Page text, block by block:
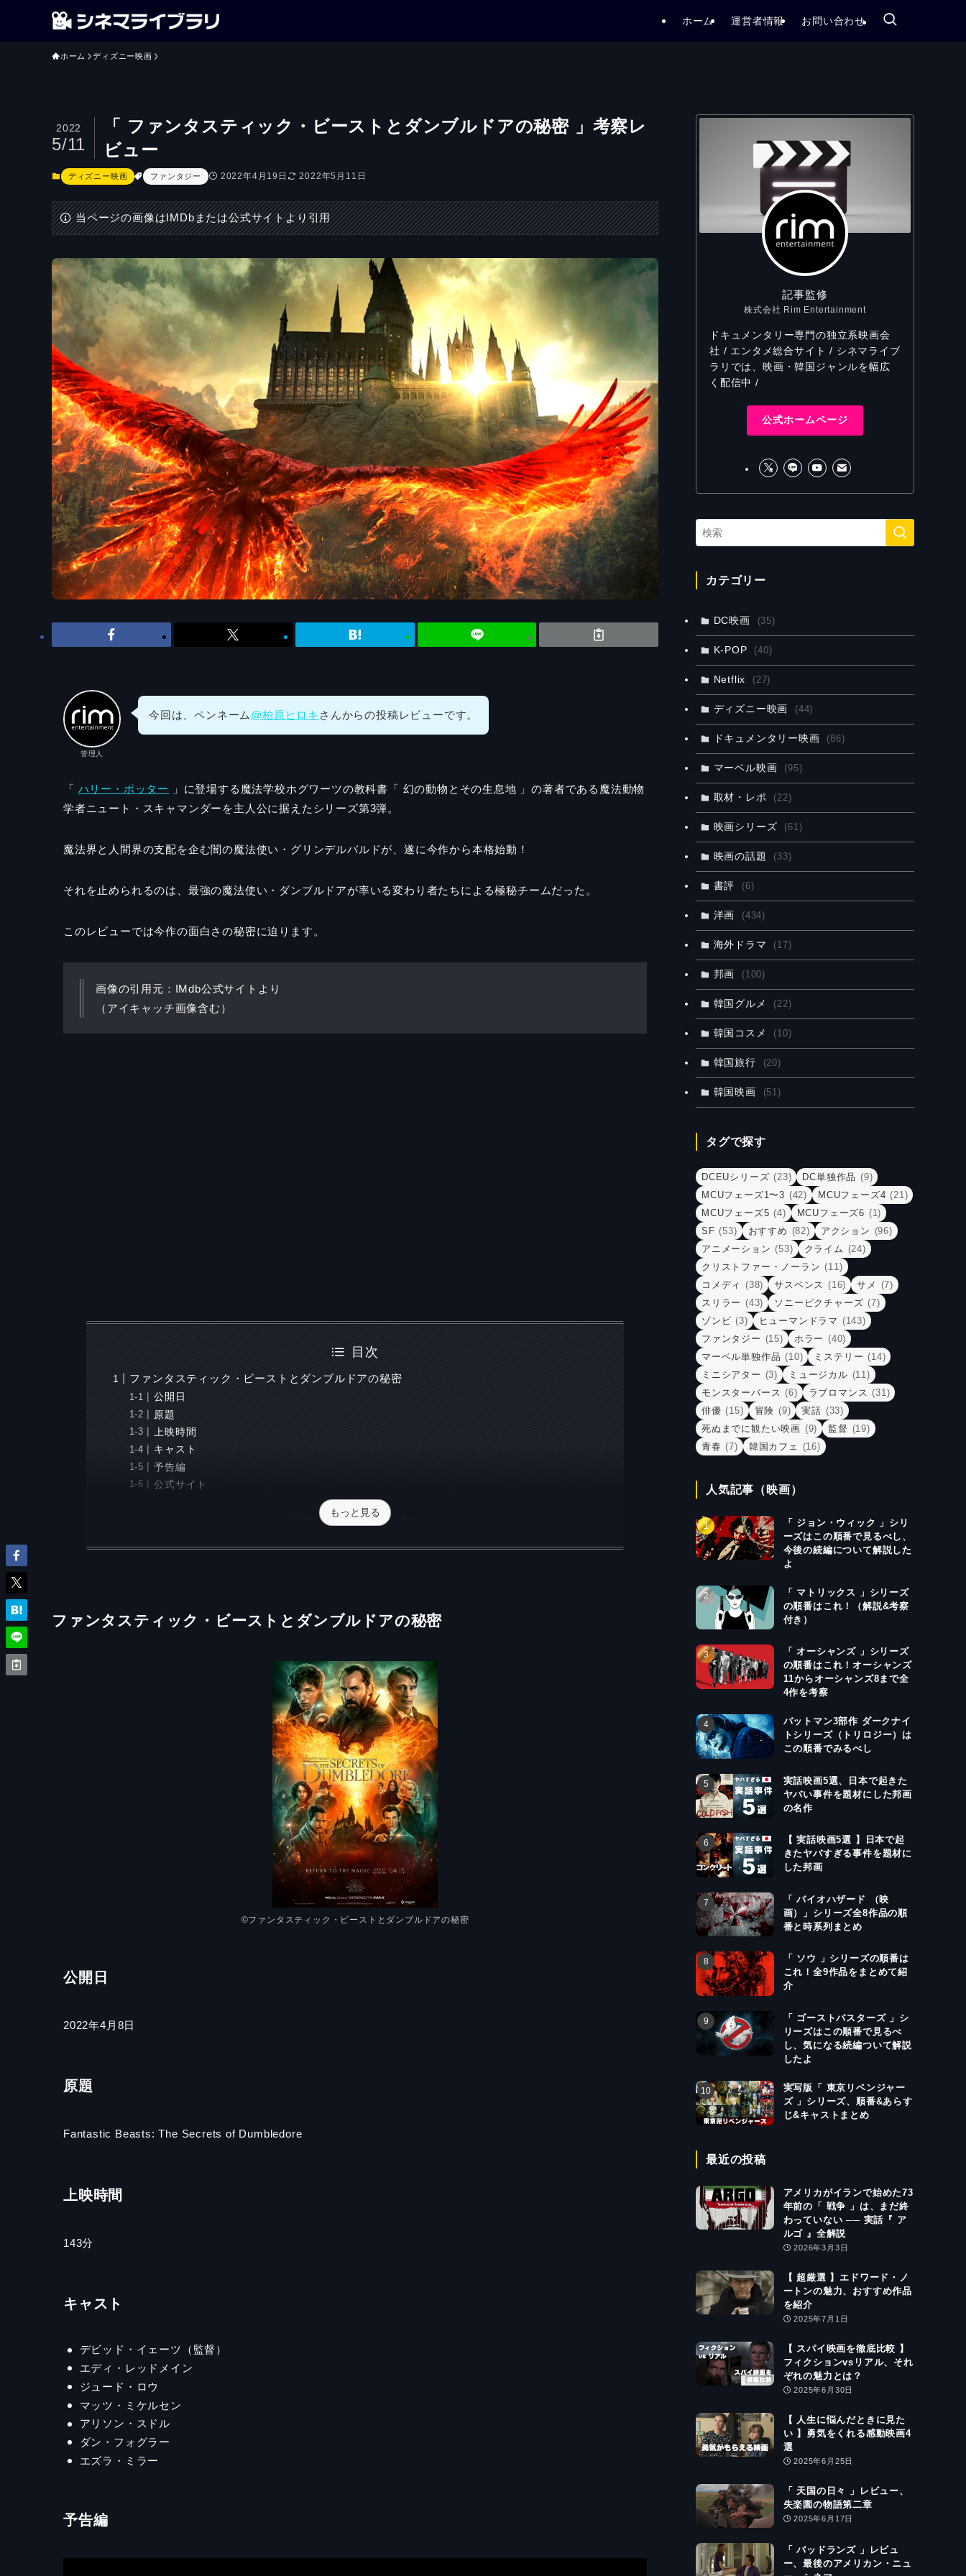
ホーム 運営者情報 お問い合わせ
ホーム ディズニー映画
「 ファンタスティック・ビーストとダンブルドアの秘密 」考察レ
ビュー
2022
5/11
ディズニー映画 ファンタジー 2022年4月19日 2022年5月11日
当ページの画像はIMDbまたは公式サイトより引用
管理人
今回は、ペンネーム @柏原ヒロキ さんからの投稿レビューです。
「 ハリー・ポッター
」に登場する魔法学校ホグワーツの教科書「 幻の動物とその生息地 」の著者である魔法動物
学者ニュート・スキャマンダーを主人公に据えたシリーズ第3弾。
魔法界と人間界の支配を企む闇の魔法使い・グリンデルバルドが、遂に今作から本格始動！
それを止められるのは、最強の魔法使い・ダンブルドアが率いる変わり者たちによる極秘チームだった。
このレビューでは今作の面白さの秘密に迫ります。
画像の引用元：IMdb公式サイトより
（アイキャッチ画像含む）
目次
ファンタスティック・ビーストとダンブルドアの秘密
公開日
原題
上映時間
キャスト
予告編
公式サイト
もっと見る
ファンタスティック・ビーストとダンブルドアの秘密
©︎ファンタスティック・ビーストとダンブルドアの秘密
公開日
2022年4月8日
原題
Fantastic Beasts: The Secrets of Dumbledore
上映時間
143分
キャスト
デビッド・イェーツ（監督）
エディ・レッドメイン
ジュード・ロウ
マッツ・ミケルセン
アリソン・スドル
ダン・フォグラー
エズラ・ミラー
予告編
記事監修
株式会社 Rim Entertainment
ドキュメンタリー専門の独立系映画会
社 / エンタメ総合サイト / シネマライブ
ラリでは、映画・韓国ジャンルを幅広
く配信中 /
公式ホームページ
カテゴリー
DC映画 (35)
K-POP (40)
Netflix (27)
ディズニー映画 (44)
ドキュメンタリー映画 (86)
マーベル映画 (95)
取材・レポ (22)
映画シリーズ (61)
映画の話題 (33)
書評 (6)
洋画 (434)
海外ドラマ (17)
邦画 (100)
韓国グルメ (22)
韓国コスメ (10)
韓国旅行 (20)
韓国映画 (51)
タグで探す
DCEUシリーズ (23) DC単独作品 (9)
MCUフェーズ1〜3 (42) MCUフェーズ4 (21)
MCUフェーズ5 (4) MCUフェーズ6 (1)
SF (53) おすすめ (82) アクション (96)
アニメーション (53) クライム (24)
クリストファー・ノーラン (11)
コメディ (38) サスペンス (16) サメ (7)
スリラー (43) ソニーピクチャーズ (7)
ゾンビ (3) ヒューマンドラマ (143)
ファンタジー (15) ホラー (40)
マーベル単独作品 (10) ミステリー (14)
ミニシアター (3) ミュージカル (11)
モンスターバース (6) ラブロマンス (31)
俳優 (15) 冒険 (9) 実話 (33)
死ぬまでに観たい映画 (9) 監督 (19)
青春 (7) 韓国カフェ (16)
人気記事（映画）
「 ジョン・ウィック 」シリ
ーズはこの順番で見るべし、
今後の続編について解説した
よ
「 マトリックス 」シリーズ
の順番はこれ！（解説&考察
付き）
「 オーシャンズ 」シリーズ
の順番はこれ！オーシャンズ
11からオーシャンズ8まで全
4作を考察
バットマン3部作 ダークナイ
トシリーズ（トリロジー）は
この順番でみるべし
実話映画5選、日本で起きた
ヤバい事件を題材にした邦画
の名作
【 実話映画5選 】日本で起
きたヤバすぎる事件を題材に
した邦画
「 バイオハザード （映
画）」シリーズ全8作品の順
番と時系列まとめ
「 ソウ 」シリーズの順番は
これ！全9作品をまとめて紹
介
「 ゴーストバスターズ 」シ
リーズはこの順番で見るべ
し、気になる続編ついて解説
したよ
実写版「 東京リベンジャー
ズ 」シリーズ、順番&あらす
じ&キャストまとめ
最近の投稿
アメリカがイランで始めた73
年前の「 戦争 」は、まだ終
わっていない ── 実話『 ア
ルゴ 』全解説
2026年3月3日
【 超厳選 】エドワード・ノ
ートンの魅力、おすすめ作品
を紹介
2025年7月1日
【 スパイ映画を徹底比較 】
フィクションvsリアル、それ
ぞれの魅力とは？
2025年6月30日
【 人生に悩んだときに見た
い 】勇気をくれる感動映画4
選
2025年6月25日
「 天国の日々 」レビュー、
失楽園の物語第二章
2025年6月17日
「 バッドランズ 」レビュ
ー、最後のアメリカン・ニュ